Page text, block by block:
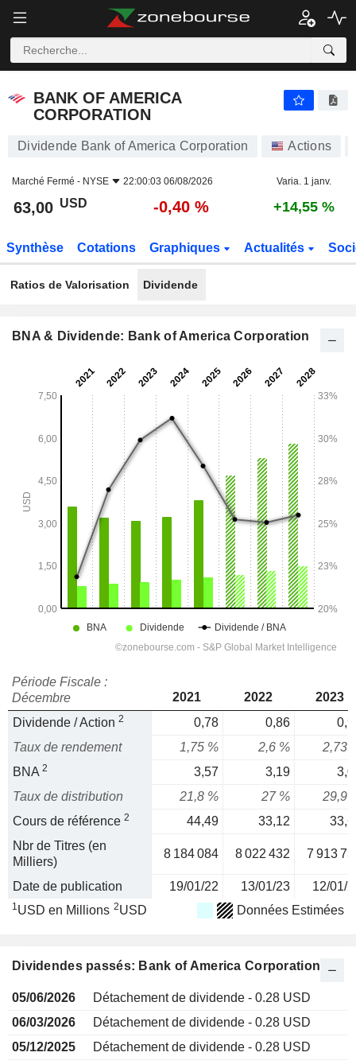
BANK OF AMERICA
CORPORATION
Dividende Bank of America Corporation Actions
Marché Fermé - NYSE 22:00:03 06/08/2026 Varia. 1 janv.
63,00 USD -0,40 % +14,55 %
Synthèse Cotations Graphiques Actualités
Ratios de Valorisation Dividende
BNA & Dividende: Bank of America Corporation
Période Fiscale :
Décembre
2021 2022
2023
Dividende / Action 2 0,78 0,86
Taux de rendement
1,75 % 2,6 %
2,73
BNA 2 3,57 3,19
Taux de distribution
21,8 % 27 %
29,9
Cours de référence 2 44,49 33,12
Nbr de Titres (en
Milliers)
8 184 084 8 022 432 7 913
Date de publication 19/01/22 13/01/23 12/01/
1USD en Millions 2USD Données Estimées
Dividendes passés: Bank of America Corporation
05/06/2026
Détachement de dividende - 0.28 USD
06/03/2026
Détachement de dividende - 0.28 USD
05/12/2025
Détachement de dividende - 0.28 USD